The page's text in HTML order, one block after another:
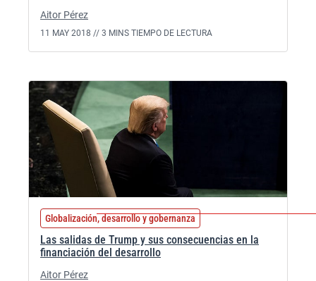
Aitor Pérez
11 MAY 2018 // 3 MINS TIEMPO DE LECTURA
Globalización, desarrollo y gobernanza
Las salidas de Trump y sus consecuencias en la
financiación del desarrollo
Aitor Pérez